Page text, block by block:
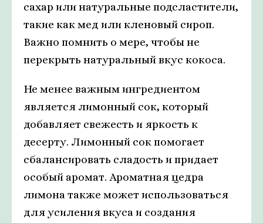
сахар или натуральные подсластители,
такие как мед или кленовый сироп.
Важно помнить о мере, чтобы не
перекрыть натуральный вкус кокоса.
Не менее важным ингредиентом
является лимонный сок, который
добавляет свежесть и яркость к
десерту. Лимонный сок помогает
сбалансировать сладость и придает
особый аромат. Ароматная цедра
лимона также может использоваться
для усиления вкуса и создания